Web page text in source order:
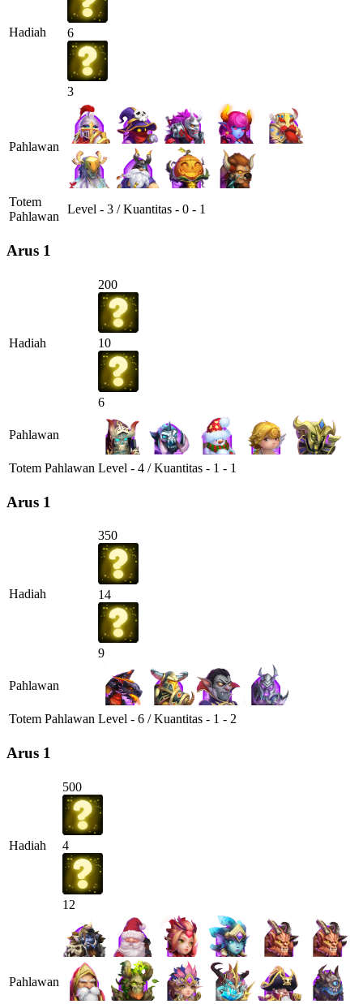
Hadiah 6
3
Pahlawan
Totem
Pahlawan
Level - 3 / Kuantitas - 0 - 1
Arus 1
Hadiah
200
10
6
Pahlawan
Totem Pahlawan Level - 4 / Kuantitas - 1 - 1
Arus 1
Hadiah
350
14
9
Pahlawan
Totem Pahlawan Level - 6 / Kuantitas - 1 - 2
Arus 1
Hadiah
500
4
12
Pahlawan